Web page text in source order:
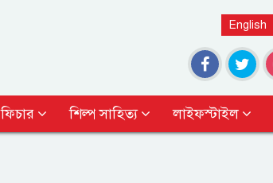
English
ফিচার শিল্প সাহিত্য লাইফস্টাইল